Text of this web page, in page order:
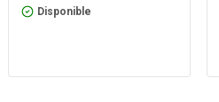
Disponible